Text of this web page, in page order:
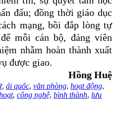
đấu; đồng thời giáo dục
mạng, bồi đắp lòng tự
mỗi cán bộ, đảng viên
nhằm hoàn thành xuất
được giao.
Huệ
, ái quốc, văn phòng, hoạt động,
, công nghệ, bình thành, lưu